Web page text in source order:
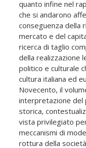
quanto infine nel
che si andarono
conseguenza della
mercato e del
ricerca di taglio
della realizzazione
politico e culturale
cultura italiana ed
Novecento, il
interpretazione del
storica,
vista privilegiato
meccanismi di
rottura della